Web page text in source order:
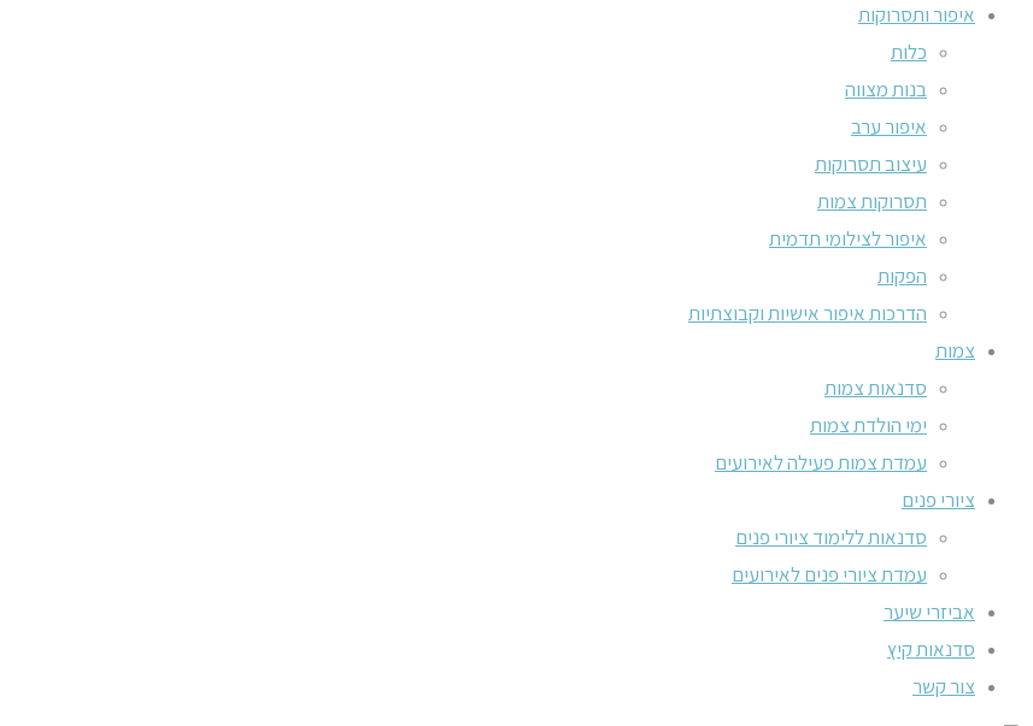
איפור ותסרוקות
כלות
בנות מצווה
איפור ערב
עיצוב תסרוקות
תסרוקות צמות
איפור לצילומי תדמית
הפקות
הדרכות איפור אישיות וקבוצתיות
צמות
סדנאות צמות
ימי הולדת צמות
עמדת צמות פעילה לאירועים
ציורי פנים
סדנאות ללימוד ציורי פנים
עמדת ציורי פנים לאירועים
אביזרי שיער
סדנאות קיץ
צור קשר